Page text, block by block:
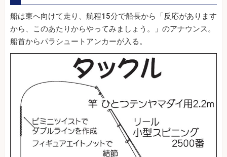
船は東へ向けて走り、航程15分で船長から「反応があります
から、このあたりからやってみましょう。」のアナウンス。
船首からパラシュートアンカーが入る。